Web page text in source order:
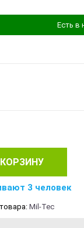
Есть в
3 человек
Mil-Tec